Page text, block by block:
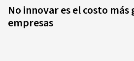
No innovar es el costo más
empresas